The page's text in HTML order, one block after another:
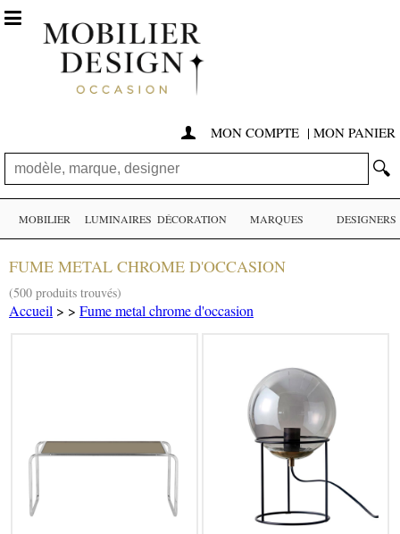
 MON COMPTE | MON PANIER
🔍

MOBILIER LUMINAIRES DÉCORATION MARQUES DESIGNERS
FUME METAL CHROME D'OCCASION
(500 produits trouvés)
Accueil > > Fume metal chrome d'occasion